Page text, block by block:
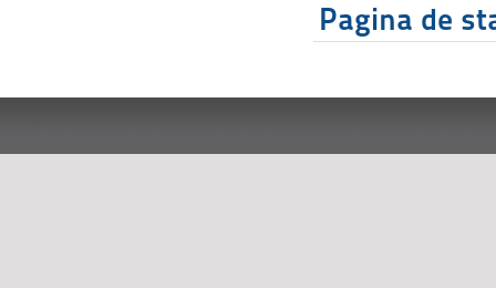
Pagina de